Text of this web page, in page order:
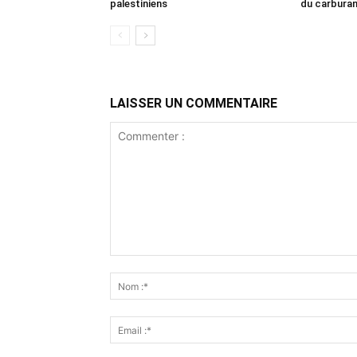
palestiniens du
LAISSER UN COMMENTAIRE